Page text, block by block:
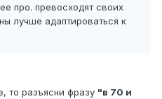
про. превосходят своих
лучше адаптироваться к
то разъясни фразу "в 70 и